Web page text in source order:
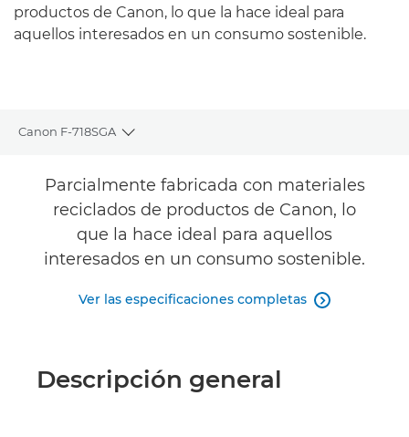
productos de Canon, lo que la hace ideal para
aquellos interesados en un consumo sostenible.
Canon F-718SGA
Toggle breadcrumbs
Descripción general
Valoraciones
Parcialmente fabricada con materiales
reciclados de productos de Canon, lo
que la hace ideal para aquellos
interesados en un consumo sostenible.
Ver las especificaciones completas 
Descripción general